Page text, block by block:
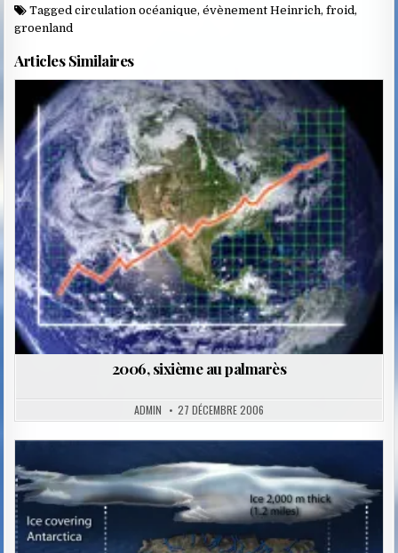
envisagés et
dernièrement on parle
océans de plusieurs
mêtres d'ici 2100. Mais
tout ceci n'est…
Taggedcirculation océanique,évènement Heinrich,froid,
groenland
Articles Similaires
Posted
in
2006, sixième au palmarès
ADMIN 27 DÉCEMBRE 2006
Posted
in